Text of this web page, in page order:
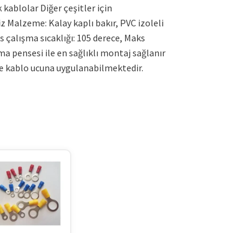
kablolar Diğer çeşitler için
Kalay kaplı bakır, PVC izoleli
sıcaklığı: 105 derece, Maks
pensesi ile en sağlıklı montaj sağlanır
kablo ucuna uygulanabilmektedir.